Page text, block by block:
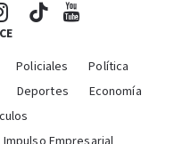
Policiales
Política
Deportes
Economía